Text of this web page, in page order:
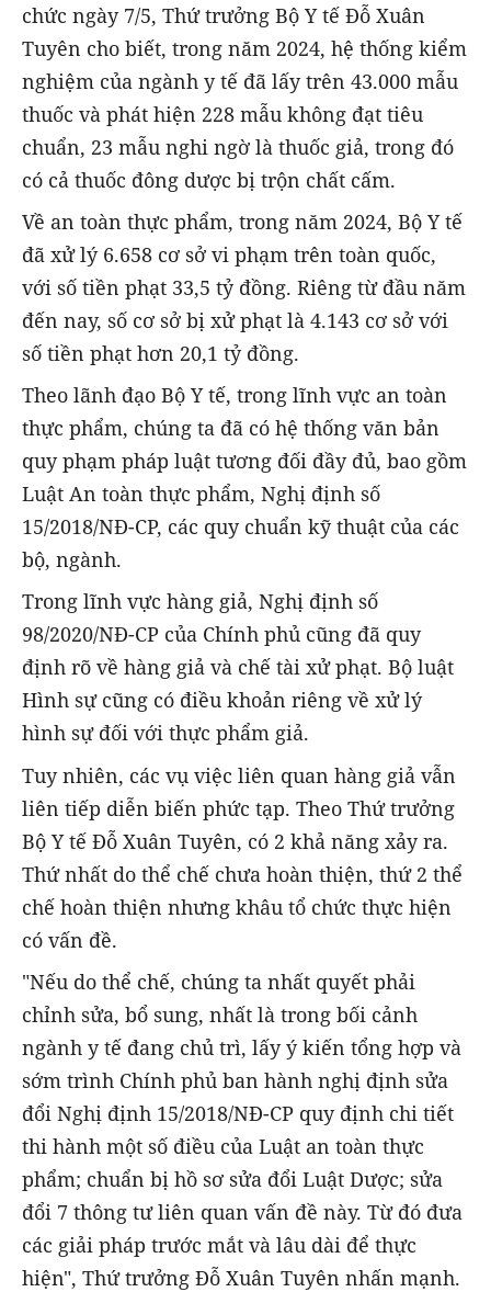
chức ngày 7/5, Thứ trưởng Bộ Y tế Đỗ Xuân
Tuyên cho biết, trong năm 2024, hệ thống kiểm
nghiệm của ngành y tế đã lấy trên 43.000 mẫu
thuốc và phát hiện 228 mẫu không đạt tiêu
chuẩn, 23 mẫu nghi ngờ là thuốc giả, trong đó
có cả thuốc đông dược bị trộn chất cấm.
Về an toàn thực phẩm, trong năm 2024, Bộ Y tế
đã xử lý 6.658 cơ sở vi phạm trên toàn quốc,
với số tiền phạt 33,5 tỷ đồng. Riêng từ đầu năm
đến nay, số cơ sở bị xử phạt là 4.143 cơ sở với
số tiền phạt hơn 20,1 tỷ đồng.
Theo lãnh đạo Bộ Y tế, trong lĩnh vực an toàn
thực phẩm, chúng ta đã có hệ thống văn bản
quy phạm pháp luật tương đối đầy đủ, bao gồm
Luật An toàn thực phẩm, Nghị định số
15/2018/NĐ-CP, các quy chuẩn kỹ thuật của các
bộ, ngành.
Trong lĩnh vực hàng giả, Nghị định số
98/2020/NĐ-CP của Chính phủ cũng đã quy
định rõ về hàng giả và chế tài xử phạt. Bộ luật
Hình sự cũng có điều khoản riêng về xử lý
hình sự đối với thực phẩm giả.
Tuy nhiên, các vụ việc liên quan hàng giả vẫn
liên tiếp diễn biến phức tạp. Theo Thứ trưởng
Bộ Y tế Đỗ Xuân Tuyên, có 2 khả năng xảy ra.
Thứ nhất do thể chế chưa hoàn thiện, thứ 2 thể
chế hoàn thiện nhưng khâu tổ chức thực hiện
có vấn đề.
"Nếu do thể chế, chúng ta nhất quyết phải
chỉnh sửa, bổ sung, nhất là trong bối cảnh
ngành y tế đang chủ trì, lấy ý kiến tổng hợp và
sớm trình Chính phủ ban hành nghị định sửa
đổi Nghị định 15/2018/NĐ-CP quy định chi tiết
thi hành một số điều của Luật an toàn thực
phẩm; chuẩn bị hồ sơ sửa đổi Luật Dược; sửa
đổi 7 thông tư liên quan vấn đề này. Từ đó đưa
các giải pháp trước mắt và lâu dài để thực
hiện", Thứ trưởng Đỗ Xuân Tuyên nhấn mạnh.